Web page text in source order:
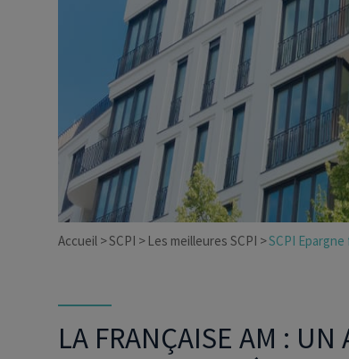
Conseils
Accueil SCPI Les meilleures SCPI SCPI
LA FRANÇAISE AM : UN